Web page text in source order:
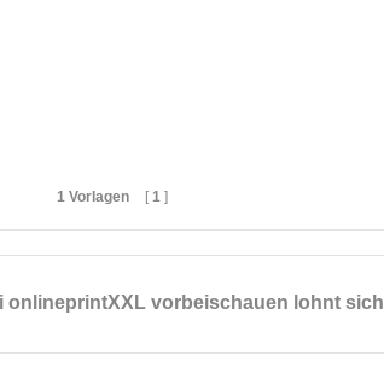
1 Vorlagen [ 1 ]
onlineprintXXL vorbeischauen lohnt sich